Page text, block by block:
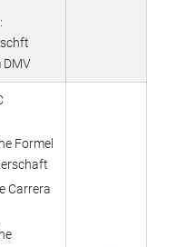
DMV
Formel
Carrera